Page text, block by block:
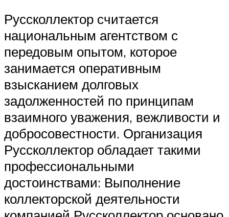
Руссколлектор считается
национальным агентством с
передовым опытом, которое
занимается оперативным
взысканием долговых
задолженностей по принципам
взаимного уважения, вежливости и
добросовестности. Организация
Руссколлектор обладает такими
профессиональными
достоинствами: Выполнение
коллекторской деятельности